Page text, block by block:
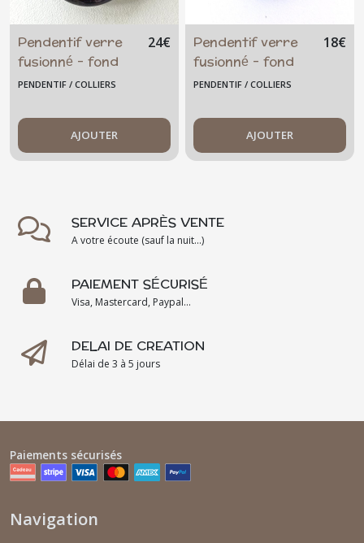
Pendentif verre
fusionné - fond
noir - abeille
24€
PENDENTIF / COLLIERS
AJOUTER
Pendentif verre
fusionné - fond
noir, vert/
18€
PENDENTIF / COLLIERS
AJOUTER
SERVICE APRÈS VENTE
A votre écoute (sauf la nuit...)
PAIEMENT SÉCURISÉ
Visa, Mastercard, Paypal...
DELAI DE CREATION
Délai de 3 à 5 jours
Paiements sécurisés
Navigation